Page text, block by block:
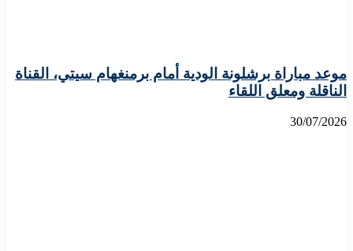
موعد مباراة برشلونة الودية أمام برمنغهام سيتي، القناة
الناقلة ومعلق اللقاء
30/07/2026